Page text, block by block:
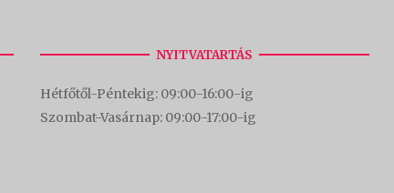
NYITVATARTÁS
Hétfőtől-Péntekig: 09:00-16:00-ig
Szombat-Vasárnap: 09:00-17:00-ig